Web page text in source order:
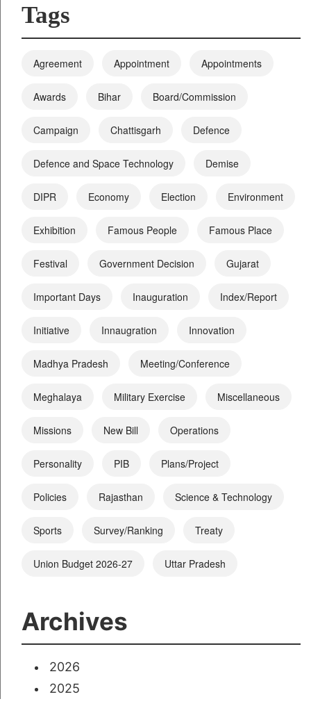
Tags
Agreement Appointment Appointments
Awards Bihar Board/Commission
Campaign Chattisgarh Defence
Defence and Space Technology Demise
DIPR Economy Election Environment
Exhibition Famous People Famous Place
Festival Government Decision Gujarat
Important Days Inauguration Index/Report
Initiative Innaugration Innovation
Madhya Pradesh Meeting/Conference
Meghalaya Military Exercise Miscellaneous
Missions New Bill Operations
Personality PIB Plans/Project
Policies Rajasthan Science & Technology
Sports Survey/Ranking Treaty
Union Budget 2026-27 Uttar Pradesh
Archives
2026
2025